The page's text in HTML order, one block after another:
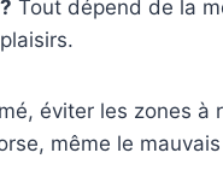
Tout dépend de la
éviter les zones à
même le